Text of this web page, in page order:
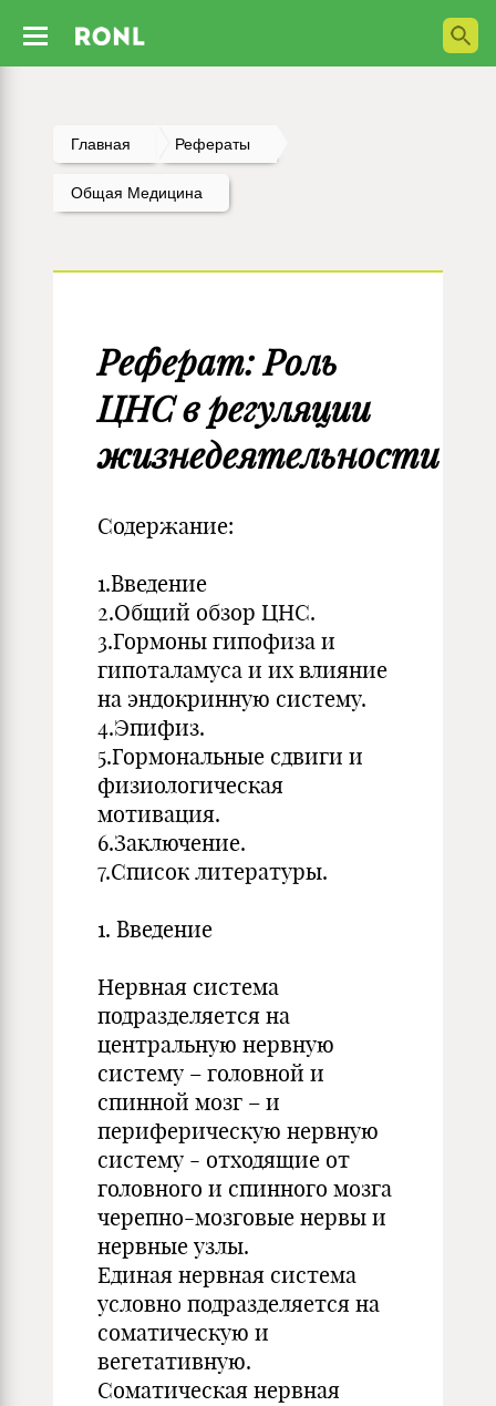
Главная Рефераты
Общая Медицина
Реферат: Роль
ЦНС в регуляции
жизнедеятельности
Содержание:
1.Введение
2.Общий обзор ЦНС.
3.Гормоны гипофиза и
гипоталамуса и их влияние
на эндокринную систему.
4.Эпифиз.
5.Гормональные сдвиги и
физиологическая
мотивация.
6.Заключение.
7.Список литературы.
1. Введение
Нервная система
подразделяется на
центральную нервную
систему – головной и
спинной мозг – и
периферическую нервную
систему - отходящие от
головного и спинного мозга
черепно-мозговые нервы и
нервные узлы.
Единая нервная система
условно подразделяется на
соматическую и
вегетативную.
Соматическая нервная